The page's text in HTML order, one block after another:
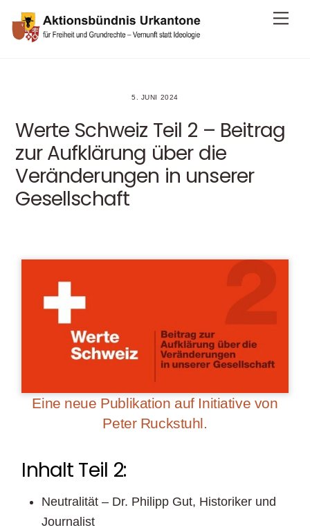
Skip
5. JUNI 2024
Werte Schweiz Teil 2 – Beitrag
zur Aufklärung über die
Veränderungen in unserer
Gesellschaft
Eine neue Publikation auf Initiative von
Peter Ruckstuhl.
Inhalt Teil 2:
Neutralität – Dr. Philipp Gut, Historiker und
Journalist